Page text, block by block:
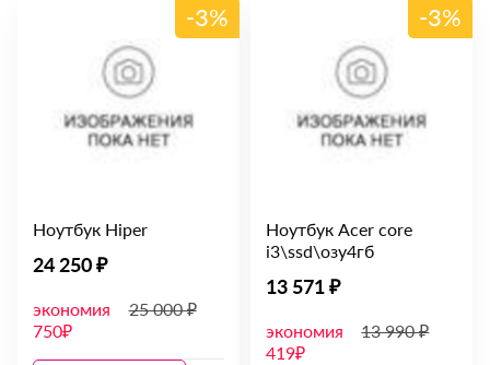
-3%
Ноутбук Hiper
24 250 ₽
экономия
750₽
25 000 ₽
-3%
Ноутбук Acer core
i3\ssd\озу4гб
13 571 ₽
экономия
419₽
13 990 ₽